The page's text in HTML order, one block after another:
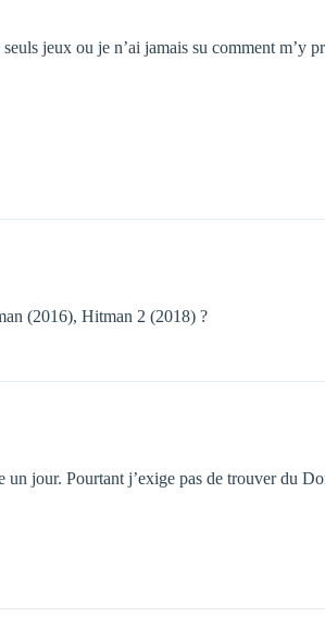
jeux ou je n’ai jamais su comment m’y
(2016), Hitman 2 (2018) ?
un jour. Pourtant j’exige pas de trouver du